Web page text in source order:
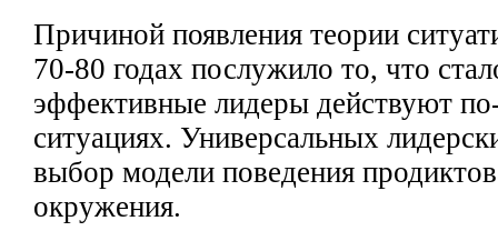
Причиной появления теории
70-80 годах послужило то, что
эффективные лидеры действуют
ситуациях. Универсальных
выбор модели поведения
окружения.